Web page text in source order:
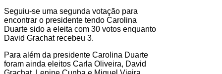
Seguiu-se uma segunda votação para
encontrar o presidente tendo Carolina
Duarte sido a eleita com 30 votos enquanto
David Grachat recebeu 3.
Para além da presidente Carolina Duarte
foram ainda eleitos Carla Oliveira, David